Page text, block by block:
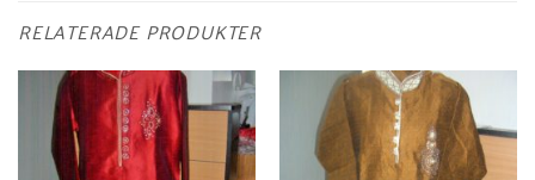
RELATERADE PRODUKTER